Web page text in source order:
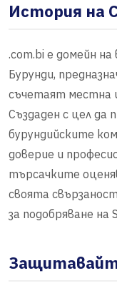
История на
.com.bi е домейн
Бурунди,
съчетаят местна
Създаден с цел да
бурундийските
доверие и
търсачките
своята
за подобряване на